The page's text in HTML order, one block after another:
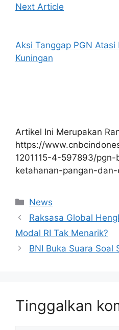
Next Article
Aksi Tanggap PGN
Kuningan
Artikel Ini Merupakan
https://
1201115-4-597893/
ketahanan-pangan-
Kategori
News
Raksasa Global
Modal RI Tak Menarik?
BNI Buka Suara Soal
Tinggalkan